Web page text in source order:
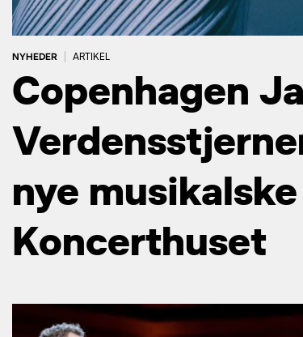
NYHEDER ARTIKEL
Copenhagen
nye
Koncerthuset